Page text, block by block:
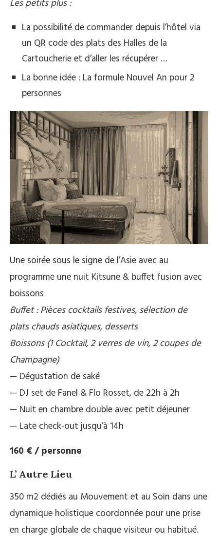
Les petits plus :
La possibilité de commander depuis l’hôtel via
un QR code des plats des Halles de la
Cartoucherie et d’aller les récupérer …
La bonne idée : La formule Nouvel An pour 2
personnes
Une soirée sous le signe de l’Asie avec au
programme une nuit Kitsune & buffet fusion avec
boissons
Buffet : Pièces cocktails festives, sélection de
plats chauds asiatiques, desserts
Boissons (1 Cocktail, 2 verres de vin, 2 coupes de
Champagne)
— Dégustation de saké
— DJ set de Fanel & Flo Rosset, de 22h à 2h
— Nuit en chambre double avec petit déjeuner
— Late check-out jusqu’à 14h
160 € / personne
L’ Autre Lieu
350 m2 dédiés au Mouvement et au Soin dans une
dynamique holistique coordonnée pour une prise
en charge globale de chaque visiteur ou habitué.